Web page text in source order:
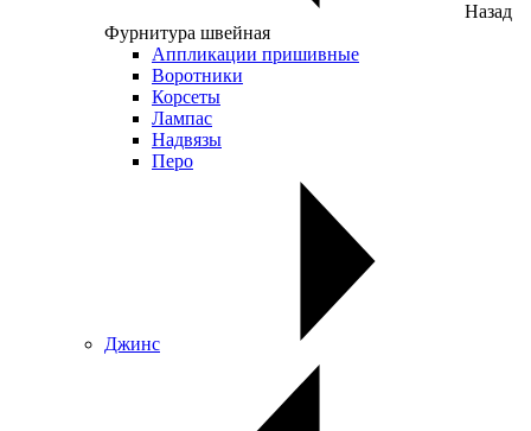
Назад
Фурнитура швейная
Аппликации пришивные
Воротники
Корсеты
Лампас
Надвязы
Перо
Джинс